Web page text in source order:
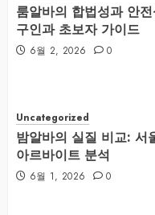
룸알바의 합법성과 안
구인과 초보자 가이드
6월 2, 2026 0
Uncategorized
밤알바의 실질 비교: 서
아르바이트 분석
6월 1, 2026 0